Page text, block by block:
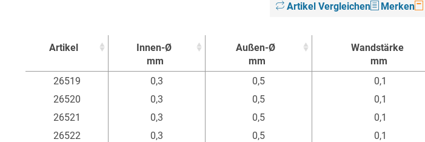
Artikel Vergleichen Merken
Artikel
Innen-Ø
mm
Außen-Ø
mm
Wandstärke
mm
Artikel
Innen-Ø
Außen-Ø
Wandstärke
26519 0,3 0,5 0,1
26520
0,3 0,5 0,1
26521
0,3 0,5 0,1
26522
0,3 0,5 0,1